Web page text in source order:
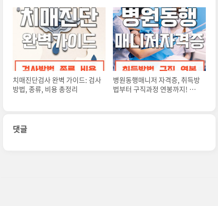
치매진단검사 완벽 가이드: 검사
방법, 종류, 비용 총정리
병원동행매니저 자격증, 취득방
법부터 구직과정 연봉까지! 꿀
댓글